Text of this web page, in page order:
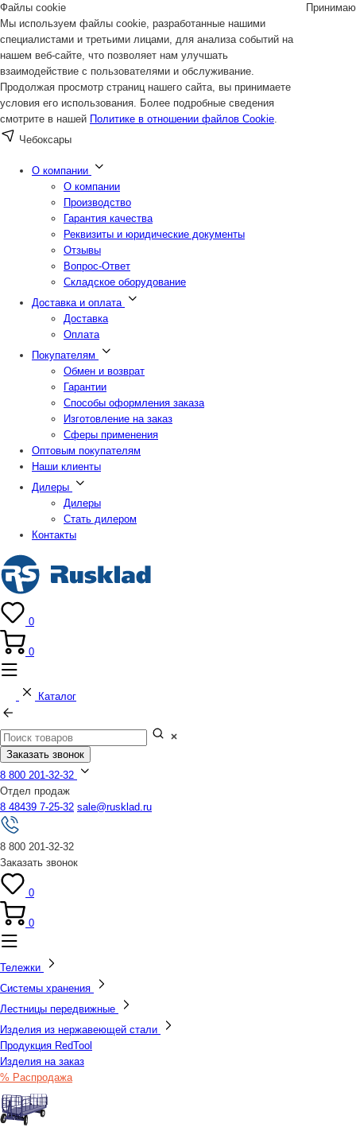
Файлы cookie
Мы используем файлы cookie, разработанные нашими
специалистами и третьими лицами, для анализа событий на
нашем веб-сайте, что позволяет нам улучшать
взаимодействие с пользователями и обслуживание.
Продолжая просмотр страниц нашего сайта, вы принимаете
условия его использования. Более подробные сведения
смотрите в нашей Политике в отношении файлов Cookie.
Принимаю
Чебоксары
О компании
О компании
Производство
Гарантия качества
Реквизиты и юридические документы
Отзывы
Вопрос-Ответ
Складское оборудование
Доставка и оплата
Доставка
Оплата
Покупателям
Обмен и возврат
Гарантии
Способы оформления заказа
Изготовление на заказ
Сферы применения
Оптовым покупателям
Наши клиенты
Дилеры
Дилеры
Стать дилером
Контакты
0
0
Каталог
Заказать звонок
8 800 201-32-32
Отдел продаж
8 48439 7-25-32 sale@rusklad.ru
8 800 201-32-32
Заказать звонок
0
0
Тележки
Системы хранения
Лестницы передвижные
Изделия из нержавеющей стали
Продукция RedTool
Изделия на заказ
% Распродажа